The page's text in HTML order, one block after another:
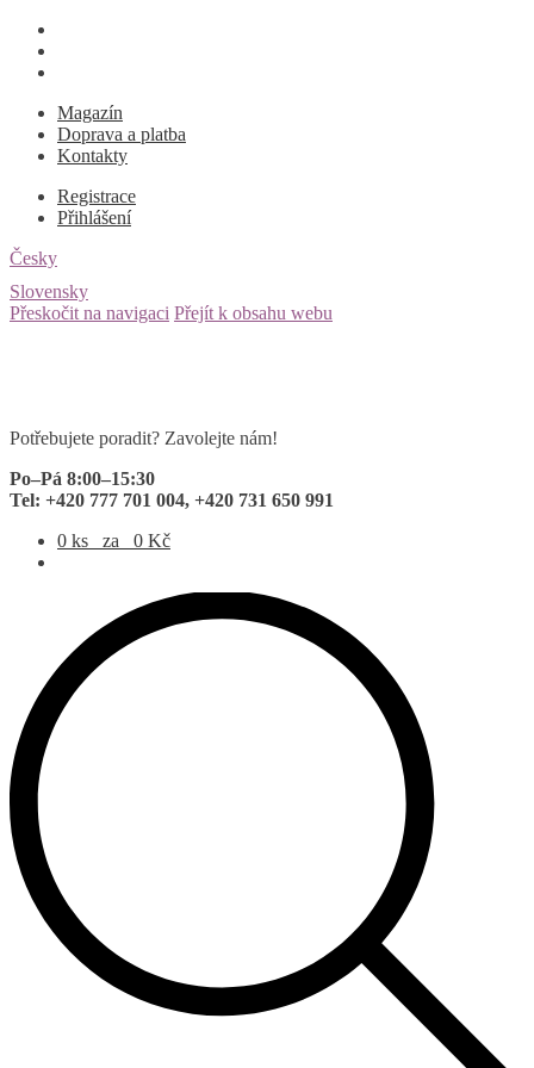
Magazín
Doprava a platba
Kontakty
Registrace
Přihlášení
Česky
Slovensky
Přeskočit na navigaci Přejít k obsahu webu
Tel: +420 777 701 004, +420 731 650 991
0 ks za0Kč